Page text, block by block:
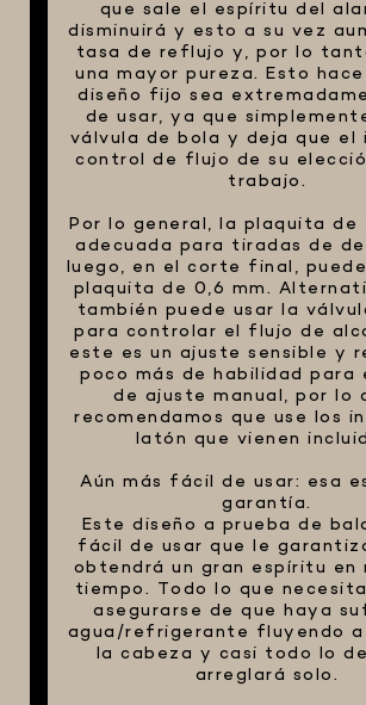
que sale el espíritu del
disminuirá y esto a su vez
tasa de reflujo y, por lo
una mayor pureza. Esto
diseño fijo sea
de usar, ya que
válvula de bola y deja que el
control de flujo de su
trabajo.
Por lo general, la plaquita de
adecuada para tiradas de
luego, en el corte final,
plaquita de 0,6 mm.
también puede usar la
para controlar el flujo de
este es un ajuste sensible y
poco más de habilidad para
de ajuste manual, por lo
recomendamos que use los
latón que vienen
Aún más fácil de usar: esa
garantía.
Este diseño a prueba de
fácil de usar que le
obtendrá un gran espíritu en
tiempo. Todo lo que
asegurarse de que haya
agua/refrigerante fluyendo
la cabeza y casi todo lo
arreglará solo.